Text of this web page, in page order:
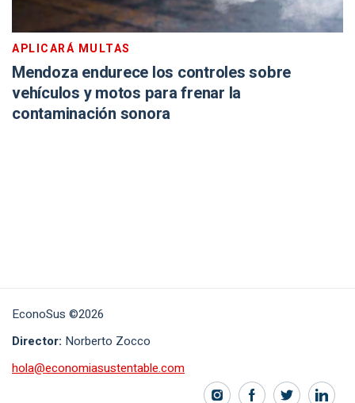
APLICARÁ MULTAS
Mendoza endurece los controles sobre
vehículos y motos para frenar la
contaminación sonora
EconoSus ©2026
Director: Norberto Zocco
hola@economiasustentable.com